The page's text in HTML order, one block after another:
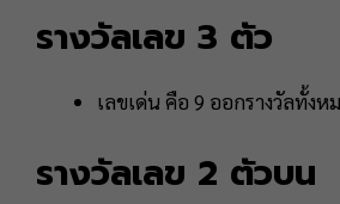
รางวัลเลข 3 ตัว
เลขเด่น คือ 9 ออกรางวัลทั้งห
รางวัลเลข 2 ตัวบน